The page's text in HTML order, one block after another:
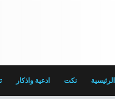
الرئيسية نكت ادعية واذكار